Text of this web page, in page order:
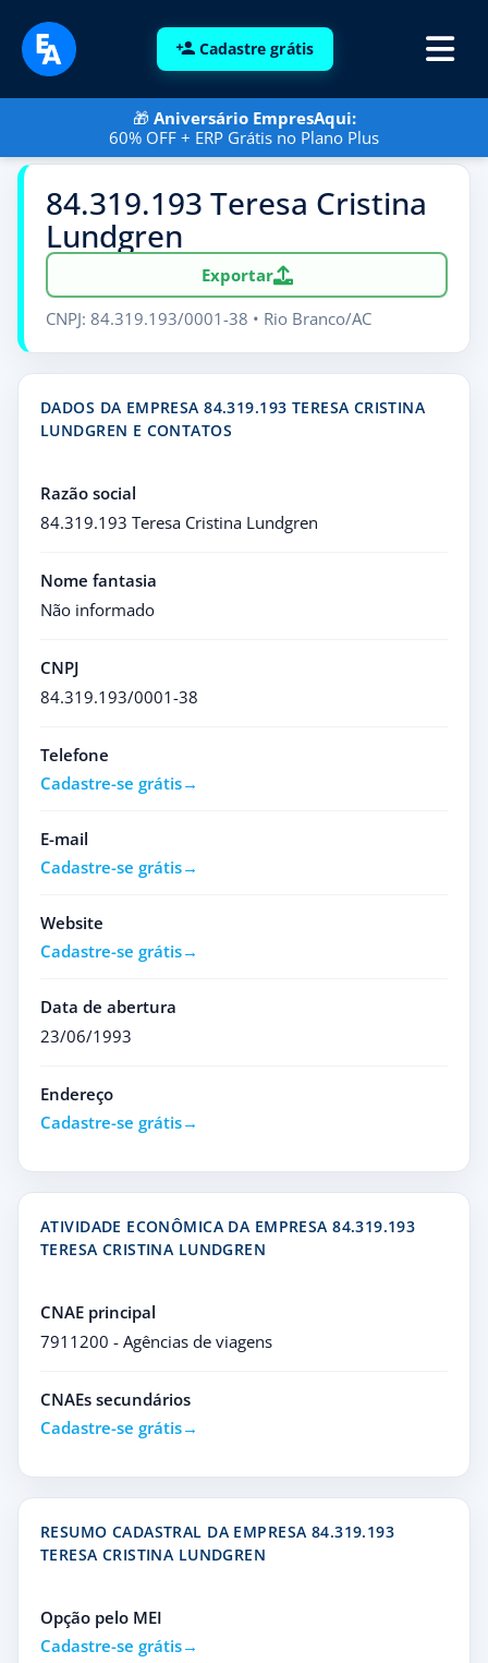
Cadastre grátis
🎁 Aniversário EmpresAqui:
60% OFF + ERP Grátis no Plano Plus
84.319.193 Teresa Cristina
Lundgren
Exportar
CNPJ: 84.319.193/0001-38 • Rio Branco/AC
DADOS DA EMPRESA 84.319.193 TERESA CRISTINA
LUNDGREN E CONTATOS
Razão social
84.319.193 Teresa Cristina Lundgren
Nome fantasia
Não informado
CNPJ
84.319.193/0001-38
Telefone
Cadastre-se grátis
E-mail
Cadastre-se grátis
Website
Cadastre-se grátis
Data de abertura
23/06/1993
Endereço
Cadastre-se grátis
ATIVIDADE ECONÔMICA DA EMPRESA 84.319.193
TERESA CRISTINA LUNDGREN
CNAE principal
7911200 - Agências de viagens
CNAEs secundários
Cadastre-se grátis
RESUMO CADASTRAL DA EMPRESA 84.319.193
TERESA CRISTINA LUNDGREN
Opção pelo MEI
Cadastre-se grátis